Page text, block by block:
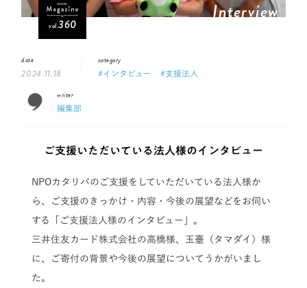
vol.360
Interview
date
2024.11.18
category
#インタビュー #支援法人
writer
編集部
ご支援いただいている法人様のインタビュー
NPOカタリバのご支援をしていただいている法人様か
ら、ご支援のきっかけ・内容・今後の展望などをお伺い
する「ご支援法人様のインタビュー」。
三井住友カード株式会社の高橋様、玉臺（タマダイ）様
に、ご寄付の背景や今後の展望についてうかがいまし
た。